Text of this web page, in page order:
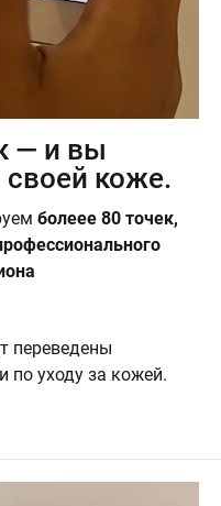
— и вы
своей коже.
болеее 80 точек,
переведены
по уходу за кожей.